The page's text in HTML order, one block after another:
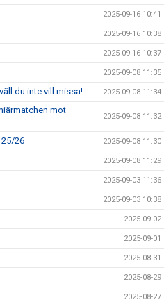
2025-09-16 10:41
2025-09-16 10:38
2025-09-16 10:37
2025-09-08 11:35
du inte vill missa! 2025-09-08 11:34
mot
2025-09-08 11:32
25/26 2025-09-08 11:30
2025-09-08 11:29
2025-09-03 11:36
2025-09-03 10:38
2025-09-02
2025-09-01
2025-08-31
2025-08-29
2025-08-27